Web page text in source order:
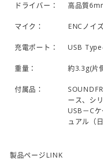
ドライバー： 高品質
マイク： ENCノイ
充電ポート： USB
重量： 約3.3g(片
付属品：
ース、シ
USB－C
ュアル（
製品ページLINK